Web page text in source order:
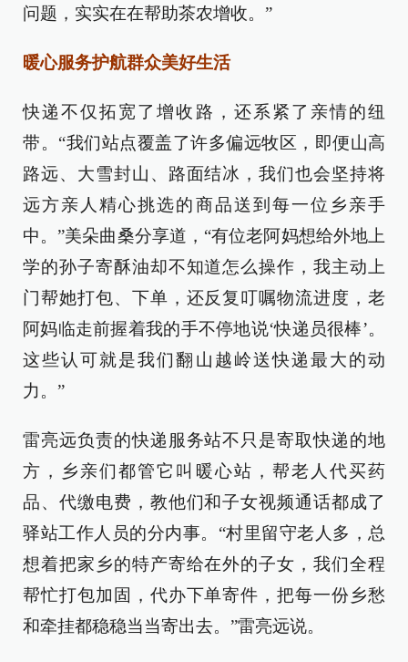
问题，实实在在帮助茶农增收。”
暖心服务护航群众美好生活
快递不仅拓宽了增收路，还系紧了亲情的纽
带。“我们站点覆盖了许多偏远牧区，即便山高
路远、大雪封山、路面结冰，我们也会坚持将
远方亲人精心挑选的商品送到每一位乡亲手
中。”美朵曲桑分享道，“有位老阿妈想给外地上
学的孙子寄酥油却不知道怎么操作，我主动上
门帮她打包、下单，还反复叮嘱物流进度，老
阿妈临走前握着我的手不停地说‘快递员很棒’。
这些认可就是我们翻山越岭送快递最大的动
力。”
雷亮远负责的快递服务站不只是寄取快递的地
方，乡亲们都管它叫暖心站，帮老人代买药
品、代缴电费，教他们和子女视频通话都成了
驿站工作人员的分内事。“村里留守老人多，总
想着把家乡的特产寄给在外的子女，我们全程
帮忙打包加固，代办下单寄件，把每一份乡愁
和牵挂都稳稳当当寄出去。”雷亮远说。